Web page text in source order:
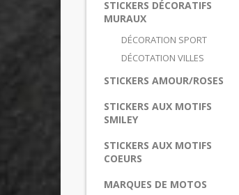
STICKERS DÉCORATIFS
MURAUX
DÉCORATION SPORT
DÉCOTATION VILLES
STICKERS AMOUR/ROSES
STICKERS AUX MOTIFS
SMILEY
STICKERS AUX MOTIFS
COEURS
MARQUES DE MOTOS